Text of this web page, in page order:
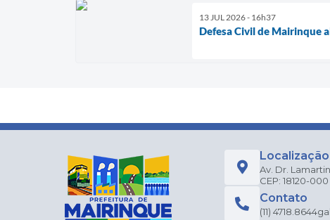
13 JUL 2026 - 16h37
Defesa Civil de Mairinque
Localização
Av. Dr.
CEP: 18120-000
Contato
(11) 4718.8644